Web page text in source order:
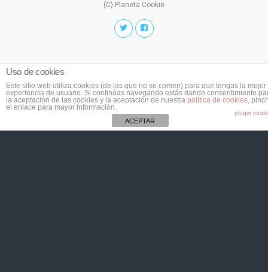
(C) Planeta Cookie
Uso de cookies
Este sitio web utiliza cookies (de las que no se comen) para que tengas la mejor
experiencia de usuario. Si continúas navegando estás dando consentimiento
la aceptación de las cookies y la aceptación de nuestra política de cookies,
el enlace para mayor información.
plugin
ACEPTAR